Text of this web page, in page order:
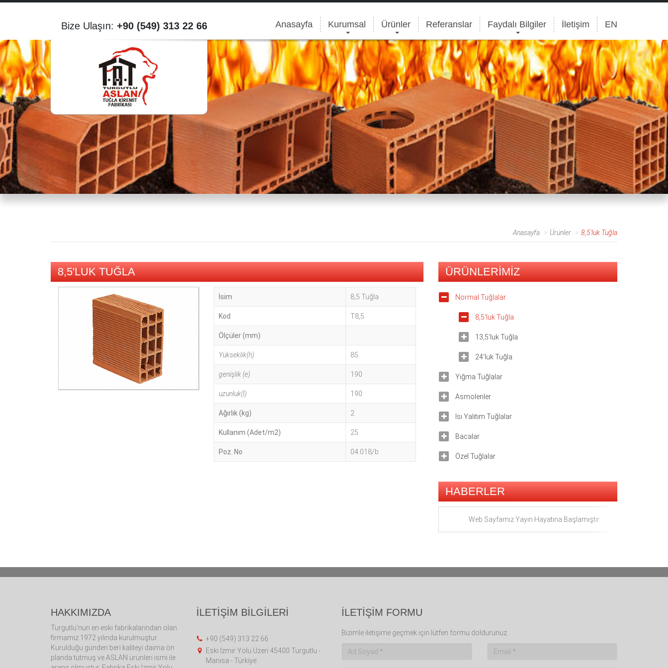
Bize Ulaşın: +90 (549) 313 22 66 Anasayfa Kurumsal Ürünler Referanslar Faydalı Bilgiler İletişim EN
Anasayfa Ürünler 8,5'luk Tuğla
ÜRÜNLERİMİZ
Normal Tuğlalar
8,5'luk Tuğla
13,5'luk Tuğla
24'luk Tuğla
Yığma Tuğlalar
Asmolenler
Isı Yalıtım Tuğlalar
Bacalar
Özel Tuğlalar
HABERLER
Web Sayfamız Yayın Hayatına Başlamıştır.
8,5'LUK TUĞLA
İsim 8,5 Tuğla
Kod T8,5
Ölçüler (mm)
Yükseklik(h) 85
genişlik (e) 190
uzunluk(l) 190
Ağırlık (kg) 2
Kullanım (Adet/m2) 25
Poz. No 04.018/b
HAKKIMIZDA
Turgutlu’nun en eski fabrikalarından olan
firmamız 1972 yılında kurulmuştur.
Kurulduğu günden beri kaliteyi daima ön
planda tutmuş ve ASLAN ürünleri ismi ile
İLETİŞİM BİLGİLERİ
+90 (549) 313 22 66
Eski İzmir Yolu Üzeri 45400 Turgutlu -
Manisa - Türkiye
İLETİŞİM FORMU
Bizimle iletişime geçmek için lütfen formu doldurunuz.